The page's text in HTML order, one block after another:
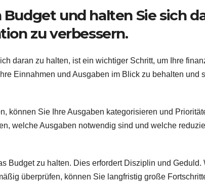
Budget und halten Sie sich
zu verbessern.
daran zu halten, ist ein wichtiger Schritt, um Ihre
Einnahmen und Ausgaben im Blick zu behalten und
können Sie Ihre Ausgaben kategorisieren und
welche Ausgaben notwendig sind und welche
Budget zu halten. Dies erfordert Disziplin und
überprüfen, können Sie langfristig große